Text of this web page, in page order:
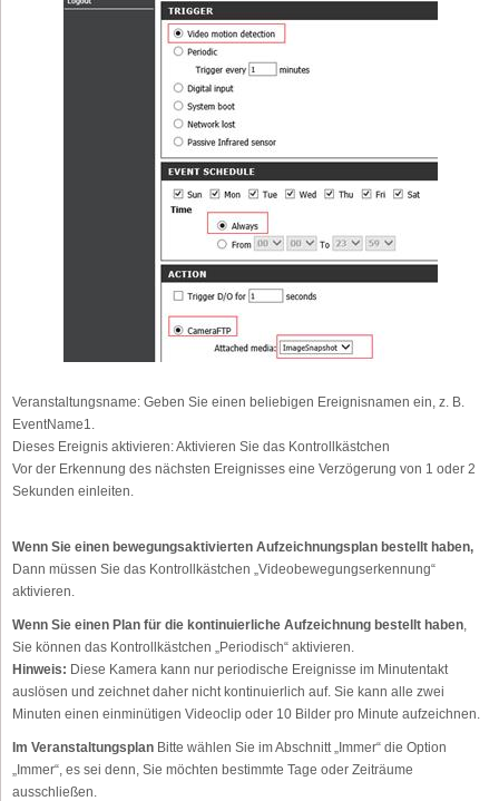
Veranstaltungsname: Geben Sie einen beliebigen Ereignisnamen ein, z. B.
EventName1.
Dieses Ereignis aktivieren:Aktivieren Sie das Kontrollkästchen
Vor der Erkennung des nächsten Ereignisses eine Verzögerung von 1 oder 2
Sekunden einleiten.
Wenn Sie einen bewegungsaktivierten Aufzeichnungsplan bestellt haben,
Dann müssen Sie das Kontrollkästchen „Videobewegungserkennung“
aktivieren.
Wenn Sie einen Plan für die kontinuierliche Aufzeichnung bestellt haben,
Sie können das Kontrollkästchen „Periodisch“ aktivieren.
Hinweis: Diese Kamera kann nur periodische Ereignisse im Minutentakt
auslösen und zeichnet daher nicht kontinuierlich auf. Sie kann alle zwei
Minuten einen einminütigen Videoclip oder 10 Bilder pro Minute aufzeichnen.
Im Veranstaltungsplan Bitte wählen Sie im Abschnitt „Immer“ die Option
„Immer“, es sei denn, Sie möchten bestimmte Tage oder Zeiträume
ausschließen.